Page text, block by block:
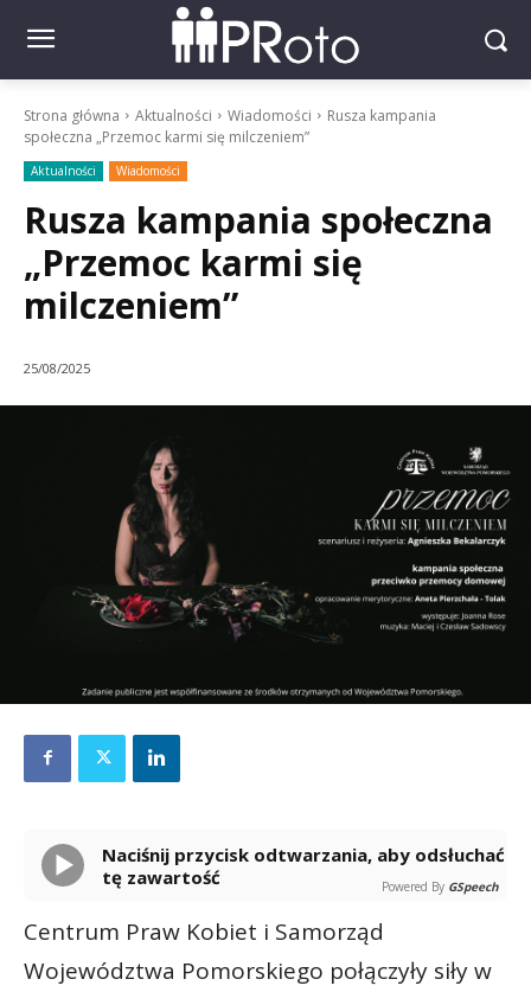
Strona główna Aktualności Wiadomości
Rusza kampania
społeczna „Przemoc karmi się milczeniem”
Aktualności Wiadomości
Rusza kampania społeczna
„Przemoc karmi się
milczeniem”
25/08/2025
Naciśnij przycisk odtwarzania, aby odsłuchać
tę zawartość
Powered By GSpeech
Centrum Praw Kobiet i Samorząd
Województwa Pomorskiego połączyły siły w